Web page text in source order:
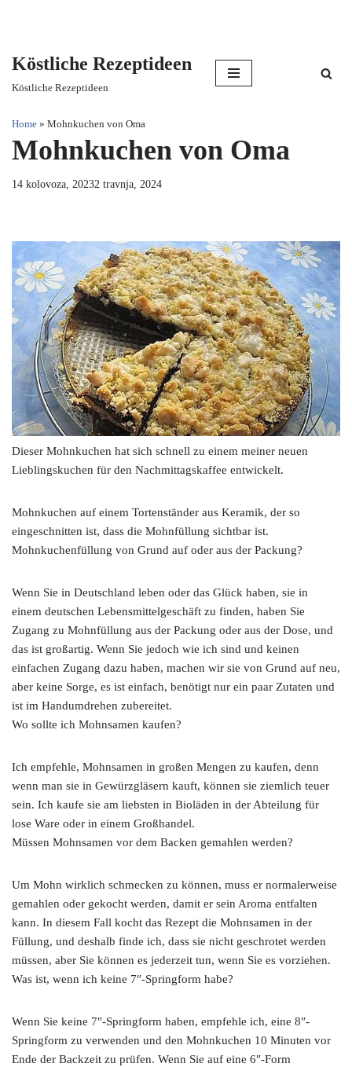
content
Köstliche Rezeptideen
Köstliche Rezeptideen
Home » Mohnkuchen von Oma
Mohnkuchen von Oma
14 kolovoza, 20232 travnja, 2024
Dieser Mohnkuchen hat sich schnell zu einem meiner neuen
Lieblingskuchen für den Nachmittagskaffee entwickelt.
Mohnkuchen auf einem Tortenständer aus Keramik, der so
eingeschnitten ist, dass die Mohnfüllung sichtbar ist.
Mohnkuchenfüllung von Grund auf oder aus der Packung?
Wenn Sie in Deutschland leben oder das Glück haben, sie in
einem deutschen Lebensmittelgeschäft zu finden, haben Sie
Zugang zu Mohnfüllung aus der Packung oder aus der Dose, und
das ist großartig. Wenn Sie jedoch wie ich sind und keinen
einfachen Zugang dazu haben, machen wir sie von Grund auf neu,
aber keine Sorge, es ist einfach, benötigt nur ein paar Zutaten und
ist im Handumdrehen zubereitet.
Wo sollte ich Mohnsamen kaufen?
Ich empfehle, Mohnsamen in großen Mengen zu kaufen, denn
wenn man sie in Gewürzgläsern kauft, können sie ziemlich teuer
sein. Ich kaufe sie am liebsten in Bioläden in der Abteilung für
lose Ware oder in einem Großhandel.
Müssen Mohnsamen vor dem Backen gemahlen werden?
Um Mohn wirklich schmecken zu können, muss er normalerweise
gemahlen oder gekocht werden, damit er sein Aroma entfalten
kann. In diesem Fall kocht das Rezept die Mohnsamen in der
Füllung, und deshalb finde ich, dass sie nicht geschrotet werden
müssen, aber Sie können es jederzeit tun, wenn Sie es vorziehen.
Was ist, wenn ich keine 7″-Springform habe?
Wenn Sie keine 7″-Springform haben, empfehle ich, eine 8″-
Springform zu verwenden und den Mohnkuchen 10 Minuten vor
Ende der Backzeit zu prüfen. Wenn Sie auf eine 6″-Form